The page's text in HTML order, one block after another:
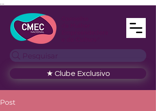
Pesquisar
★ Clube Exclusivo
Post